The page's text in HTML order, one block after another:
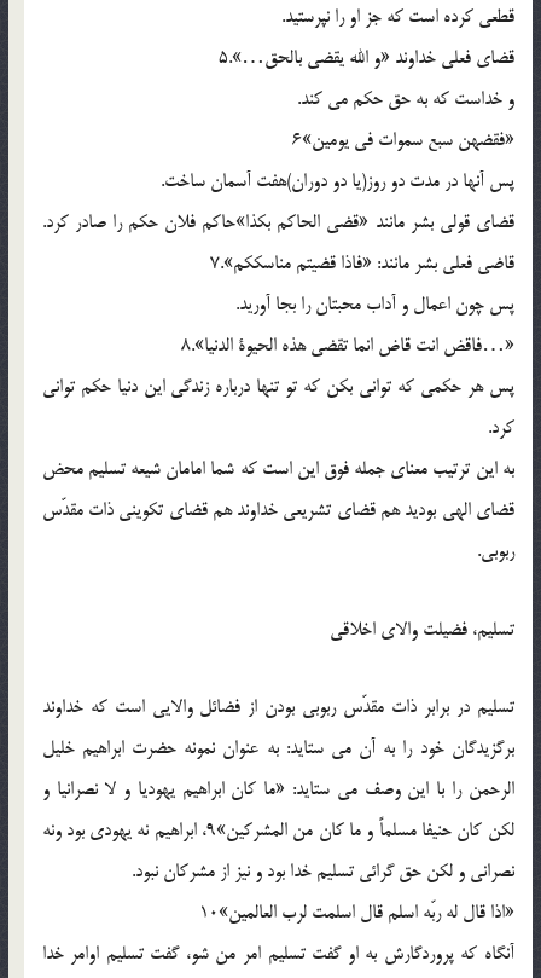
قطعي کرده است که جز او را نپرستيد.
قضاي فعلي خداوند «و الله يقضي بالحق…».5
و خداست که به حق حکم مي کند.
«فقضهن سبع سموات في يومين»6
پس آنها در مدت دو روز(يا دو دوران)هفت آسمان ساخت.
قضاي قولي بشر مانند «قضي الحاکم بکذا»حاکم فلان حکم را صادر کرد.
قاضي فعلي بشر مانند: «فاذا قضيتم مناسککم».7
پس چون اعمال و آداب محبتان را بجا آوريد.
«…فاقض انت قاض انما تقضي هذه الحيوة الدنيا».8
پس هر حکمي که تواني بکن که تو تنها درباره زندگي اين دنيا حکم تواني
کرد.
به اين ترتيب معناي جمله فوق اين است که شما امامان شيعه تسليم محض
قضاي الهي بوديد هم قضاي تشريعي خداوند هم قضاي تکويني ذات مقدّس
ربوبي.
تسليم، فضيلت والاي اخلاقي
تسليم در برابر ذات مقدّس ربوبي بودن از فضائل والايي است که خداوند
برگزيدگان خود را به آن مي ستايد: به عنوان نمونه حضرت ابراهيم خليل
الرحمن را با اين وصف مي ستايد: «ما کان ابراهيم يهوديا و لا نصرانيا و
لکن کان حنيفا مسلماً و ما کان من المشرکين»9، ابراهيم نه يهودي بود ونه
نصراني و لکن حق گرائي تسليم خدا بود و نيز از مشرکان نبود.
«اذا قال له ربّه اسلم قال اسلمت لرب العالمين»10
آنگاه که پروردگارش به او گفت تسليم امر من شو، گفت تسليم اوامر خدا